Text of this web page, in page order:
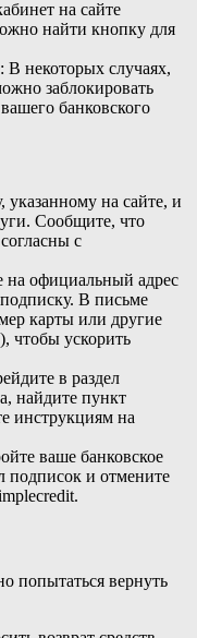
на сайте
найти кнопку для
: В некоторых случаях,
заблокировать
банковского
указанному на сайте, и
Сообщите, что
с
официальный адрес
В письме
карты или другие
чтобы ускорить
в раздел
найдите пункт
инструкциям на
ваше банковское
подписок и отмените
попытаться вернуть